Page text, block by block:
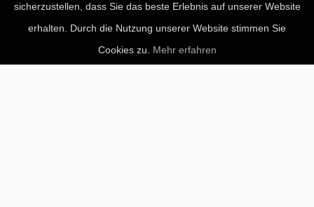
sicherzustellen, dass Sie das beste Erlebnis auf unserer Website
erhalten. Durch die Nutzung unserer Website stimmen Sie
Cookies zu. Mehr erfahren